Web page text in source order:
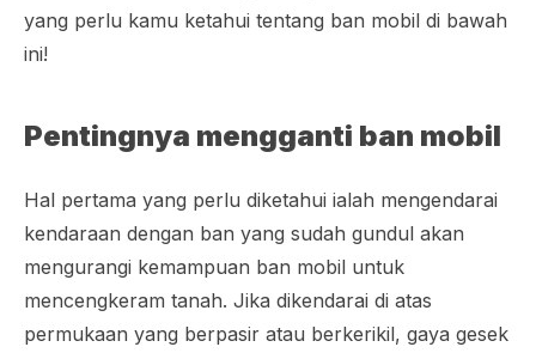
yang perlu kamu ketahui tentang ban mobil di bawah
ini!
Pentingnya mengganti ban mobil
Hal pertama yang perlu diketahui ialah mengendarai
kendaraan dengan ban yang sudah gundul akan
mengurangi kemampuan ban mobil untuk
mencengkeram tanah. Jika dikendarai di atas
permukaan yang berpasir atau berkerikil, gaya gesek